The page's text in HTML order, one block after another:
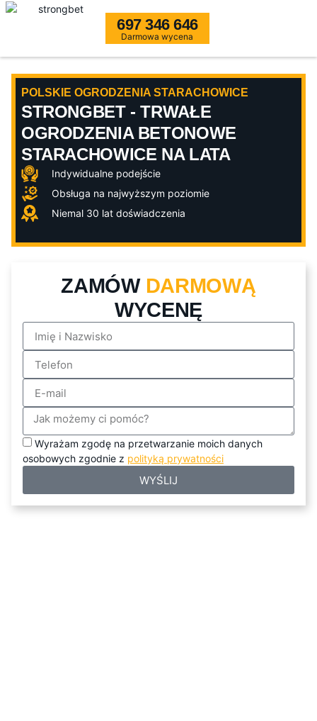
697 346 646
Darmowa wycena
POLSKIE OGRODZENIA STARACHOWICE
STRONGBET - TRWAŁE
OGRODZENIA BETONOWE
STARACHOWICE NA LATA
Indywidualne podejście
Obsługa na najwyższym poziomie
Niemal 30 lat doświadczenia
ZAMÓW DARMOWĄ
WYCENĘ
Wyrażam zgodę na przetwarzanie moich danych
osobowych zgodnie z polityką prywatności
WYŚLIJ